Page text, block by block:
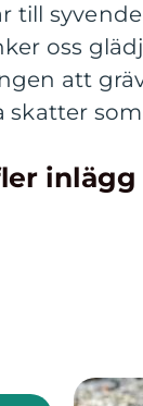
oss
att
skatter
inlägg